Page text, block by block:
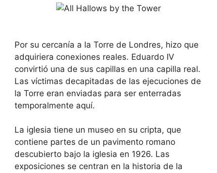
Por su cercanía a la Torre de Londres, hizo que
adquiriera conexiones reales. Eduardo IV
convirtió una de sus capillas en una capilla real.
Las víctimas decapitadas de las ejecuciones de
la Torre eran enviadas para ser enterradas
temporalmente aquí.
La iglesia tiene un museo en su cripta, que
contiene partes de un pavimento romano
descubierto bajo la iglesia en 1926. Las
exposiciones se centran en la historia de la